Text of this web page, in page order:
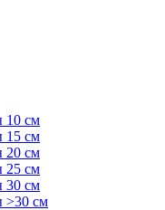
10 см
15 см
20 см
25 см
30 см
>30 см